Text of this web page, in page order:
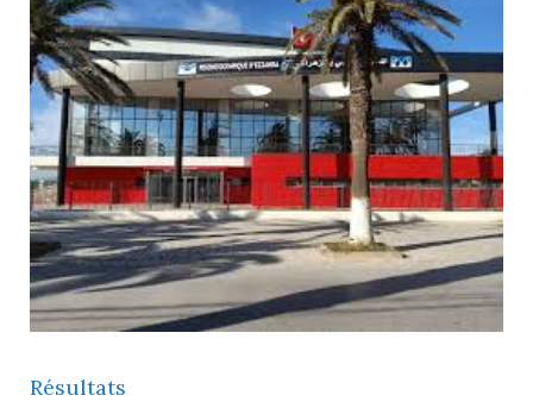
Résultats